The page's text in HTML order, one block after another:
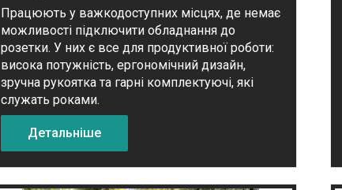
Працюють у важкодоступних місцях, де немає
можливості підключити обладнання до
розетки. У них є все для продуктивної роботи:
висока потужність, ергономічний дизайн,
зручна рукоятка та гарні комплектуючі, які
служать роками.
Детальніше